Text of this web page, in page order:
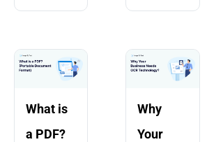
What is
a PDF?
Why
Your